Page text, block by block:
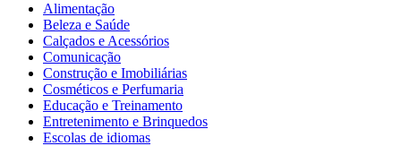
Alimentação
Beleza e Saúde
Calçados e Acessórios
Comunicação
Construção e Imobiliárias
Cosméticos e Perfumaria
Educação e Treinamento
Entretenimento e Brinquedos
Escolas de idiomas